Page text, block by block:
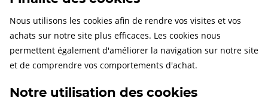
Nous utilisons les cookies afin de rendre vos visites et vos
achats sur notre site plus efficaces. Les cookies nous
permettent également d'améliorer la navigation sur notre site
et de comprendre vos comportements d'achat.
Notre utilisation des cookies